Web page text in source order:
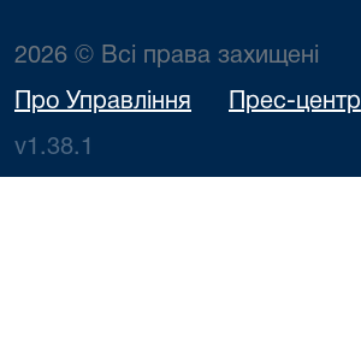
2026 © Всі права захищені
Про Управління Прес-центр
v1.38.1